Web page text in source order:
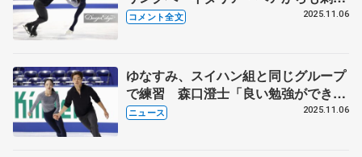
激、コーチ助言で「調子上がってき
コメント全文 2025.11.06
ゆなすみ、スイハン組と同じグループ
で練習 森口澄士「良い勉強ができ
る」
ニュース 2025.11.06